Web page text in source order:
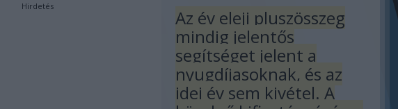
Hirdetés
Az év eleji pluszösszeg
mindig jelentős
segítséget jelent a
nyugdíjasoknak, és az
idei év sem kivétel. A